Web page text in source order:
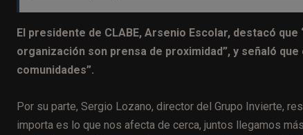
El presidente de CLABE, Arsenio Escolar, destacó
organización son prensa de proximidad”, y señaló
comunidades”.
Por su parte, Sergio Lozano, director del Grupo Invierte,
importa es lo que nos afecta de cerca, juntos llegamos